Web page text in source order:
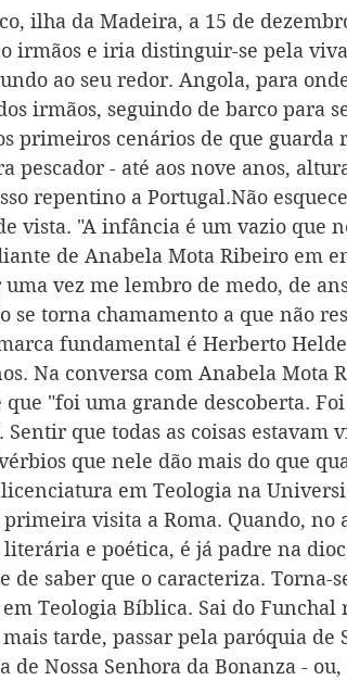
ilha da Madeira, a 15 de
irmãos e iria distinguir-se pela
ao seu redor. Angola, para
irmãos, seguindo de barco para
primeiros cenários de que guarda
pescador - até aos nove anos,
repentino a Portugal.Não
vista. "A infância é um vazio que
de Anabela Mota Ribeiro em
vez me lembro de medo, de
se torna chamamento a que não
fundamental é Herberto
Na conversa com Anabela Mota
"foi uma grande descoberta.
que todas as coisas estavam
que nele dão mais do que
licenciatura em Teologia na
primeira visita a Roma. Quando, no
literária e poética, é já padre na
de saber que o caracteriza. Torna-
Teologia Bíblica. Sai do Funchal
mais tarde, passar pela paróquia de
de Nossa Senhora da Bonanza -